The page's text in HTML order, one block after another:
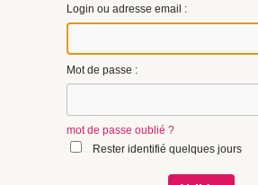
Login ou adresse email :
Mot de passe :
mot de passe oublié ?
Rester identifié quelques jours